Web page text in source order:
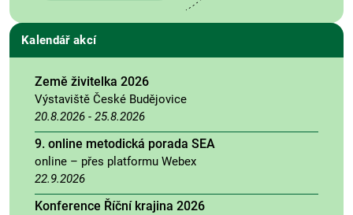
Kalendář akcí
Země živitelka 2026
Výstaviště České Budějovice
20.8.2026 - 25.8.2026
9. online metodická porada SEA
online – přes platformu Webex
22.9.2026
Konference Říční krajina 2026